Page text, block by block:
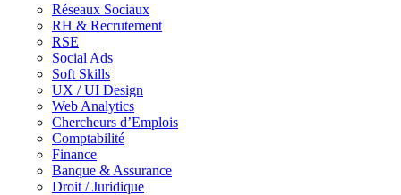
Réseaux Sociaux
RH & Recrutement
RSE
Social Ads
Soft Skills
UX / UI Design
Web Analytics
Chercheurs d’Emplois
Comptabilité
Finance
Banque & Assurance
Droit / Juridique